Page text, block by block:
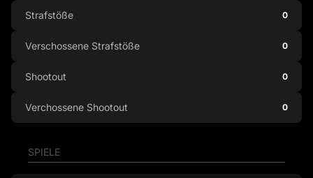
SPIELE
Strafstöße 0
Verschossene Strafstöße 0
Shootout 0
Verchossene Shootout 0